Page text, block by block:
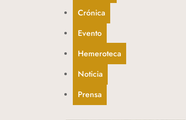
Crónica
Evento
Hemeroteca
Noticia
Prensa